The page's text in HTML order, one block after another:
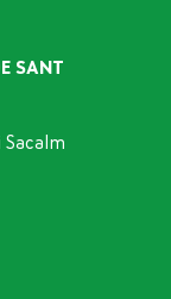
SANT
Sacalm